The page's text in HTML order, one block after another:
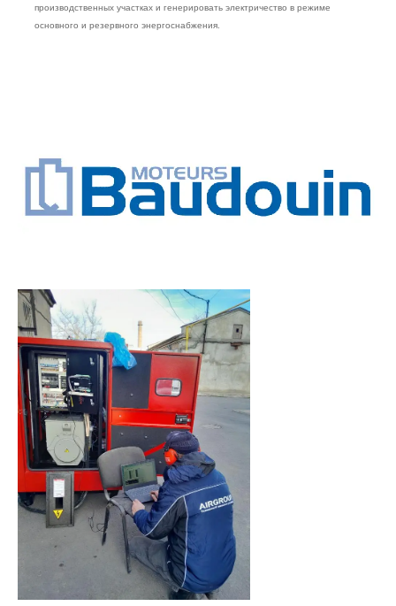
производственных участках и генерировать электричество в режиме
основного и резервного энергоснабжения.